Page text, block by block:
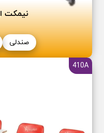
نیمکت
صندلی
410A